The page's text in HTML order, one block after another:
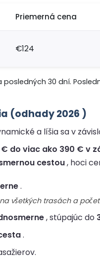
Priemerná cena
€124
30 dní.
(odhady 2026 )
a líšia sa v
do viac ako 390 € v
cestou, hoci
.
všetkých trasách a
, stúpajúc do
.